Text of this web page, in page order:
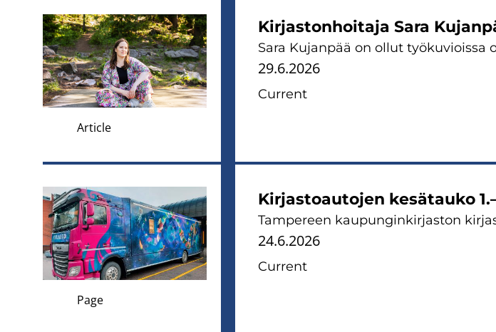
Article
Kirjastonhoitaja Sara
Sara Kujanpää on ollut työkuvioissa
29.6.2026
Current
Page
Kirjastoautojen kesätauko
Tampereen kaupunginkirjaston
24.6.2026
Current